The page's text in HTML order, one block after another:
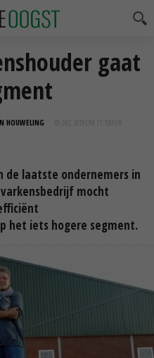
gaat
HOUWELING 05 DEC 2018 OM 11:10
de laatste ondernemers in
mocht
het iets hogere segment.